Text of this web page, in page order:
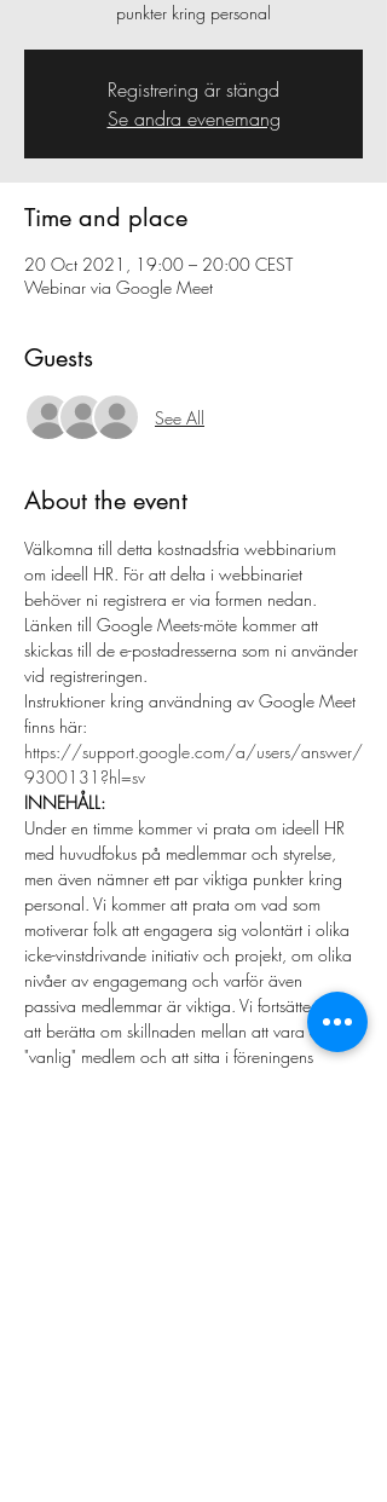
punkter kring personal
Registrering är stängd
Se andra evenemang
Time and place
20 Oct 2021, 19:00 – 20:00 CEST
Webinar via Google Meet
Guests
See All
About the event
Välkomna till detta kostnadsfria webbinarium
om ideell HR. För att delta i webbinariet
behöver ni registrera er via formen nedan.
Länken till Google Meets-möte kommer att
skickas till de e-postadresserna som ni använder
vid registreringen.
Instruktioner kring användning av Google Meet
finns här:
https://support.google.com/a/users/answer/
9300131?hl=sv
INNEHÅLL:
Under en timme kommer vi prata om ideell HR
med huvudfokus på medlemmar och styrelse,
men även nämner ett par viktiga punkter kring
personal. Vi kommer att prata om vad som
motiverar folk att engagera sig volontärt i olika
icke-vinstdrivande initiativ och projekt, om olika
nivåer av engagemang och varför även
passiva medlemmar är viktiga. Vi fortsätter med
att berätta om skillnaden mellan att vara en
"vanlig" medlem och att sitta i föreningens